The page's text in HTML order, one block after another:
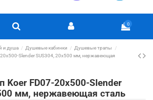
0
и душа Душевые кабинки
Душевые трапы
Slender SUS304, 20x500 мм, нержавеющая
Koer FD07-20x500-Slender
мм, нержавеющая сталь